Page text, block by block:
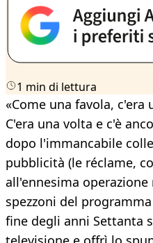
1 min di lettura
«Come una favola,
C'era una volta e c'è
dopo l'immancabile
pubblicità (le réclame,
all'ennesima
spezzoni del
fine degli anni Settanta